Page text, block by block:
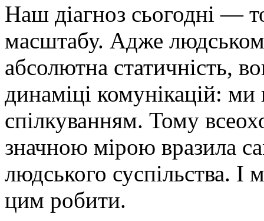
Наш діагноз сьогодні —
масштабу. Адже
абсолютна статичність,
динаміці комунікацій:
спілкуванням. Тому
значною мірою вразила
людського суспільства.
цим робити.